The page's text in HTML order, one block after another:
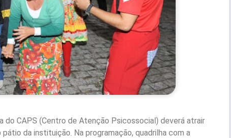
do CAPS (Centro de Atenção Psicossocial) deverá atrair
da instituição. Na programação, quadrilha com a